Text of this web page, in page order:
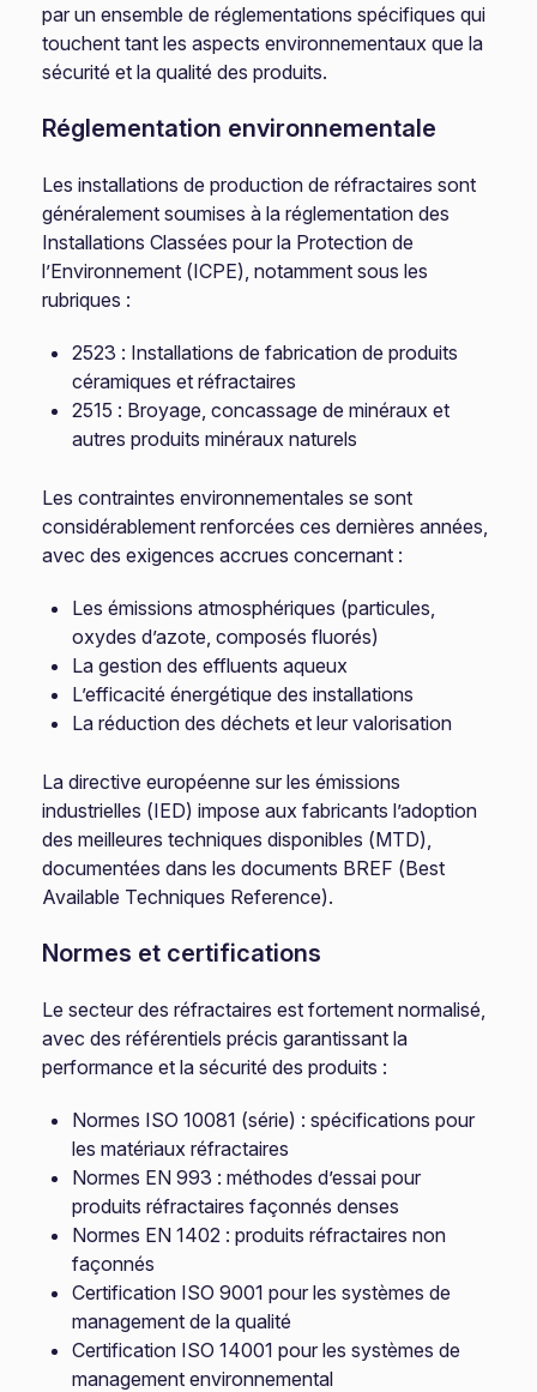
par un ensemble de réglementations spécifiques qui
touchent tant les aspects environnementaux que la
sécurité et la qualité des produits.
Réglementation environnementale
Les installations de production de réfractaires sont
généralement soumises à la réglementation des
Installations Classées pour la Protection de
l’Environnement (ICPE), notamment sous les
rubriques :
2523 : Installations de fabrication de produits
céramiques et réfractaires
2515 : Broyage, concassage de minéraux et
autres produits minéraux naturels
Les contraintes environnementales se sont
considérablement renforcées ces dernières années,
avec des exigences accrues concernant :
Les émissions atmosphériques (particules,
oxydes d’azote, composés fluorés)
La gestion des effluents aqueux
L’efficacité énergétique des installations
La réduction des déchets et leur valorisation
La directive européenne sur les émissions
industrielles (IED) impose aux fabricants l’adoption
des meilleures techniques disponibles (MTD),
documentées dans les documents BREF (Best
Available Techniques Reference).
Normes et certifications
Le secteur des réfractaires est fortement normalisé,
avec des référentiels précis garantissant la
performance et la sécurité des produits :
Normes ISO 10081 (série) : spécifications pour
les matériaux réfractaires
Normes EN 993 : méthodes d’essai pour
produits réfractaires façonnés denses
Normes EN 1402 : produits réfractaires non
façonnés
Certification ISO 9001 pour les systèmes de
management de la qualité
Certification ISO 14001 pour les systèmes de
management environnemental